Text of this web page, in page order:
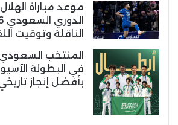
موعد مباراة
الناقلة وتوقيت
المنتخب
في البطولة
بأفضل إنجاز